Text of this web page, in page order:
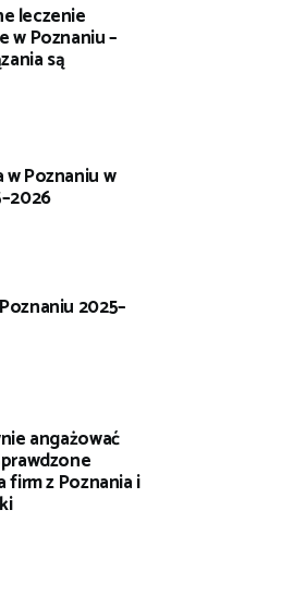
leczenie
w Poznaniu –
są
Poznaniu w
2025–
angażować
firm z Poznania i